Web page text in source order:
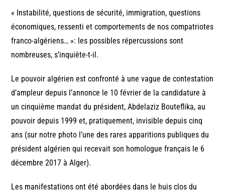
« Instabilité, questions de sécurité, immigration, questions
économiques, ressenti et comportements de nos compatriotes
franco-algériens… »: les possibles répercussions sont
nombreuses, s’inquiète-t-il.
Le pouvoir algérien est confronté à une vague de contestation
d’ampleur depuis l’annonce le 10 février de la candidature à
un cinquième mandat du président, Abdelaziz Bouteflika, au
pouvoir depuis 1999 et, pratiquement, invisible depuis cinq
ans (sur notre photo l’une des rares apparitions publiques du
président algérien qui recevait son homologue français le 6
décembre 2017 à Alger).
Les manifestations ont été abordées dans le huis clos du